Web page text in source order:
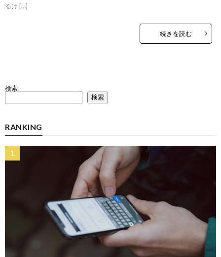
るけ […]
続きを読む
検索
検索
RANKING